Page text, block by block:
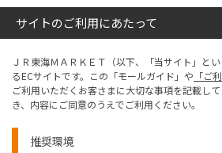
サイトのご利用にあたって
ＪＲ東海ＭＡＲＫＥＴ（以下、「当サイト」と
るECサイトです。この「モールガイド」や 「ご
ご利用いただくお客さまに大切な事項を記載し
き、内容にご同意のうえでご利用ください。
推奨環境